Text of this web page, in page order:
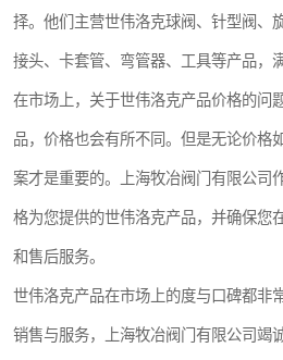
择。他们主营世伟洛克球阀、针型阀、
接头、卡套管、弯管器、工具等产品，
在市场上，关于世伟洛克产品价格的问
品，价格也会有所不同。但是无论价格
案才是重要的。上海牧冶阀门有限公司
格为您提供的世伟洛克产品，并确保您
和售后服务。
世伟洛克产品在市场上的度与口碑都非
销售与服务，上海牧冶阀门有限公司竭